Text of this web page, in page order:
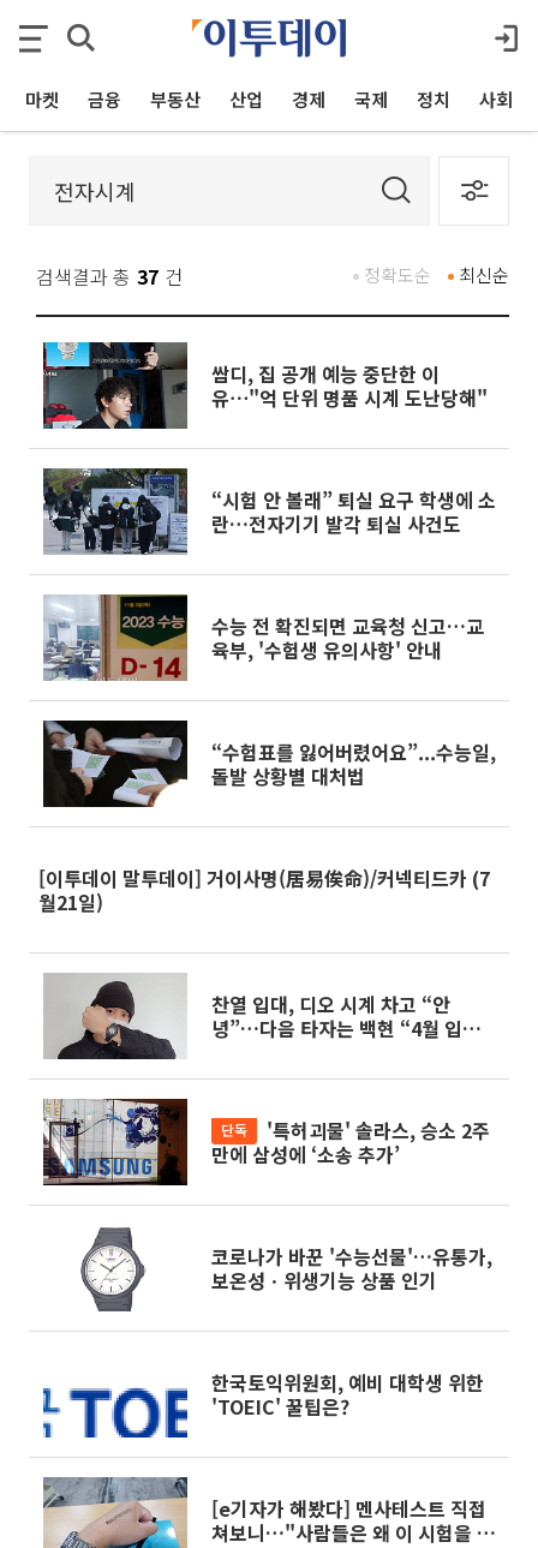
마켓 금융 부동산 산업 경제 국제 정치 사회
검색결과 총 37 건 최신순
정확도순
쌈디, 집 공개 예능 중단한 이
유⋯"억 단위 명품 시계 도난당해"
“시험 안 볼래” 퇴실 요구 학생에 소
란…전자기기 발각 퇴실 사건도
수능 전 확진되면 교육청 신고…교
육부, '수험생 유의사항' 안내
“수험표를 잃어버렸어요”...수능일,
돌발 상황별 대처법
[이투데이 말투데이] 거이사명(居易俟命)/커넥티드카 (7
월21일)
찬열 입대, 디오 시계 차고 “안
녕”…다음 타자는 백현 “4월 입대
단독
만에 삼성에 ‘소송 추가’
코로나가 바꾼 '수능선물'…유통가,
보온성ㆍ위생기능 상품 인기
한국토익위원회, 예비 대학생 위한
'TOEIC' 꿀팁은?
[e기자가 해봤다] 멘사테스트 직접
쳐보니…"사람들은 왜 이 시험을 볼